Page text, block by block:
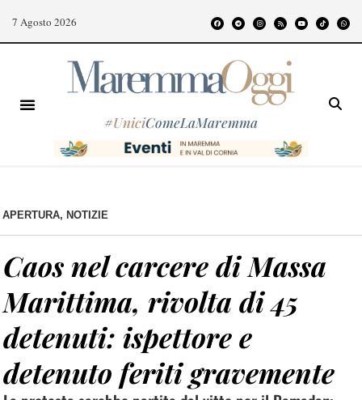
7 Agosto 2026
#UniciComeLaMaremma
APERTURA, NOTIZIE
Caos nel carcere di Massa
Marittima, rivolta di 45
detenuti: ispettore e
detenuto feriti gravemente